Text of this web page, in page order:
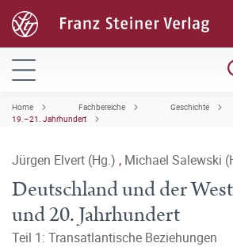
Home Fachbereiche
Geschichte
19.–21. Jahrhundert
Jürgen Elvert (Hg.) , Michael Salewski
Deutschland und der
und 20. Jahrhundert
Teil 1: Transatlantische Beziehungen